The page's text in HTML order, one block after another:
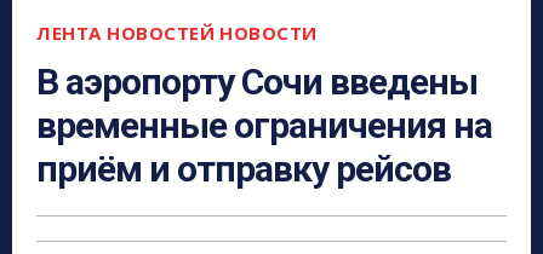
ЛЕНТА НОВОСТЕЙ НОВОСТИ
В аэропорту Сочи введены
временные ограничения на
приём и отправку рейсов